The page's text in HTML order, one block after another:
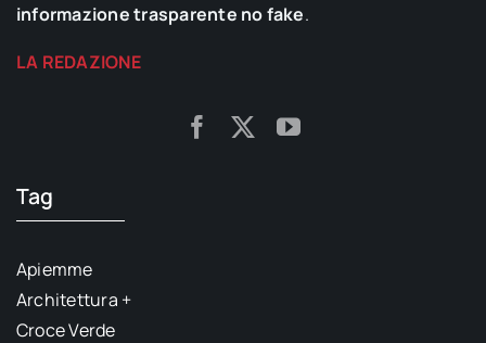
informazione trasparente no fake.
LA REDAZIONE
Tag
Apiemme
Architettura +
Croce Verde